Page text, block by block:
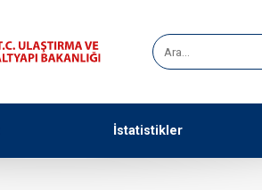
İstatistikler